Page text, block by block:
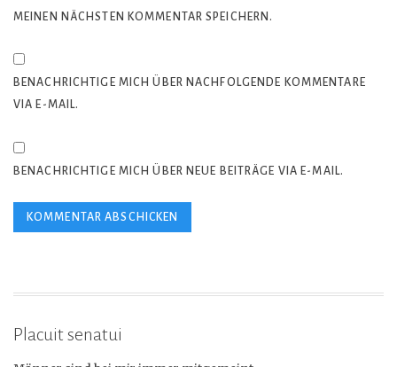
MEINEN NÄCHSTEN KOMMENTAR SPEICHERN.
BENACHRICHTIGE MICH ÜBER NACHFOLGENDE KOMMENTARE
VIA E-MAIL.
BENACHRICHTIGE MICH ÜBER NEUE BEITRÄGE VIA E-MAIL.
Placuit senatui